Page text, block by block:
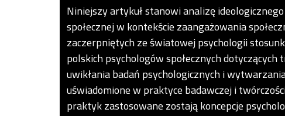
Niniejszy artykuł stanowi analizę
społecznej w kontekście zaangażowania
zaczerpniętych ze światowej psychologii
polskich psychologów społecznych
uwikłania badań psychologicznych i
uświadomione w praktyce badawczej i
praktyk zastosowane zostają koncepcje